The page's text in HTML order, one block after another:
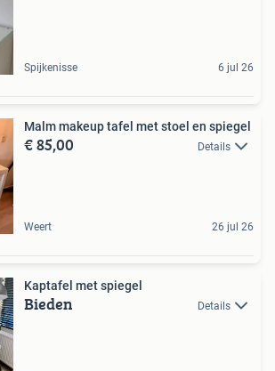
Spijkenisse 6 jul 26
Malm makeup tafel met stoel en spiegel
€ 85,00 Details
Weert 26 jul 26
Kaptafel met spiegel
Bieden Details